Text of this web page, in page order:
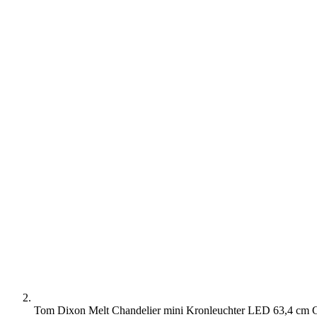
Tom Dixon Melt Chandelier mini Kronleuchter LED 63,4 cm